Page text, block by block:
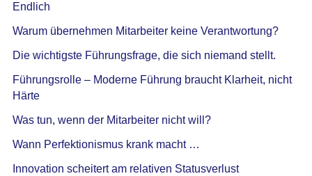
Endlich
Warum übernehmen Mitarbeiter keine Verantwortung?
Die wichtigste Führungsfrage, die sich niemand stellt.
Führungsrolle – Moderne Führung braucht Klarheit, nicht
Härte
Was tun, wenn der Mitarbeiter nicht will?
Wann Perfektionismus krank macht …
Innovation scheitert am relativen Statusverlust